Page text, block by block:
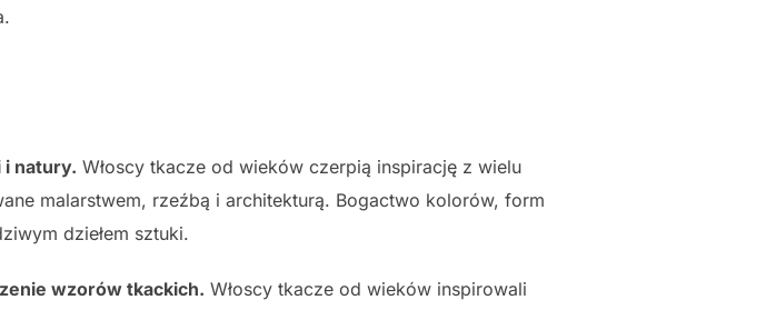
i natury. Włoscy tkacze od wieków czerpią inspirację z wielu
malarstwem, rzeźbą i architekturą. Bogactwo kolorów, form
dziełem sztuki.
wzorów tkackich. Włoscy tkacze od wieków inspirowali